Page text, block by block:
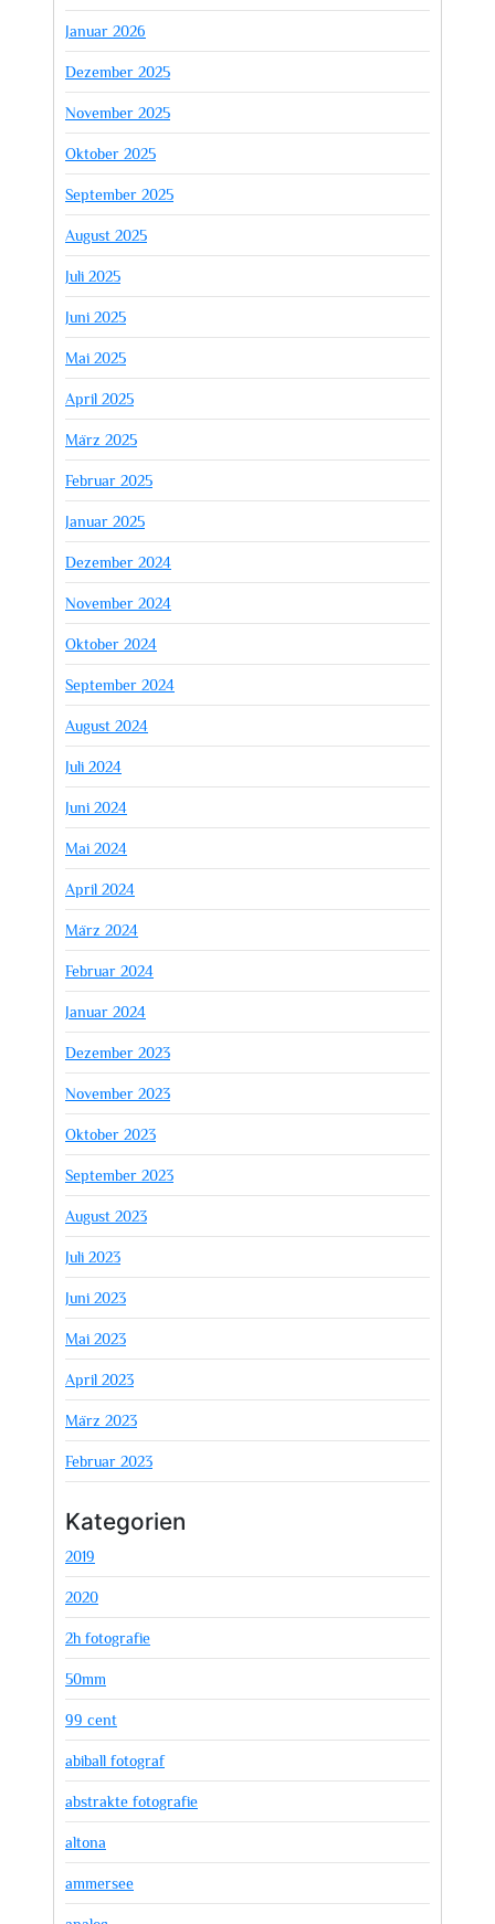
Januar 2026
Dezember 2025
November 2025
Oktober 2025
September 2025
August 2025
Juli 2025
Juni 2025
Mai 2025
April 2025
März 2025
Februar 2025
Januar 2025
Dezember 2024
November 2024
Oktober 2024
September 2024
August 2024
Juli 2024
Juni 2024
Mai 2024
April 2024
März 2024
Februar 2024
Januar 2024
Dezember 2023
November 2023
Oktober 2023
September 2023
August 2023
Juli 2023
Juni 2023
Mai 2023
April 2023
März 2023
Februar 2023
Kategorien
2019
2020
2h fotografie
50mm
99 cent
abiball fotograf
abstrakte fotografie
altona
ammersee